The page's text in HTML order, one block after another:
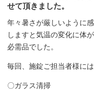
せて頂きました。
年々暑さが厳しいように
しますと気温の変化に体
必需品でした。
毎回、施錠ご担当者様に
〇ガラス清掃